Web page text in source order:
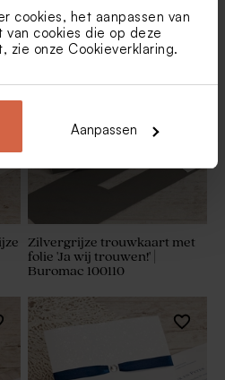
cookies, het aanpassen van
van cookies die op deze
zie onze Cookieverklaring.
Aanpassen
Buromac 108123
Zilvergrijze trouwkaart met
folie 'Ja wij trouwen!' |
Buromac 100110